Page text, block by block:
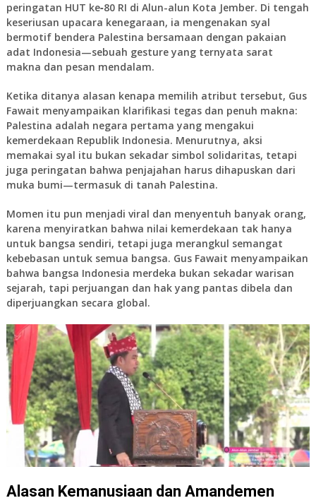
peringatan HUT ke‑80 RI di Alun-alun Kota Jember. Di tengah
keseriusan upacara kenegaraan, ia mengenakan syal
bermotif bendera Palestina bersamaan dengan pakaian
adat Indonesia—sebuah gesture yang ternyata sarat
makna dan pesan mendalam.
Ketika ditanya alasan kenapa memilih atribut tersebut, Gus
Fawait menyampaikan klarifikasi tegas dan penuh makna:
Palestina adalah negara pertama yang mengakui
kemerdekaan Republik Indonesia. Menurutnya, aksi
memakai syal itu bukan sekadar simbol solidaritas, tetapi
juga peringatan bahwa penjajahan harus dihapuskan dari
muka bumi—termasuk di tanah Palestina.
Momen itu pun menjadi viral dan menyentuh banyak orang,
karena menyiratkan bahwa nilai kemerdekaan tak hanya
untuk bangsa sendiri, tetapi juga merangkul semangat
kebebasan untuk semua bangsa. Gus Fawait menyampaikan
bahwa bangsa Indonesia merdeka bukan sekadar warisan
sejarah, tapi perjuangan dan hak yang pantas dibela dan
diperjuangkan secara global.
Alasan Kemanusiaan dan Amandemen